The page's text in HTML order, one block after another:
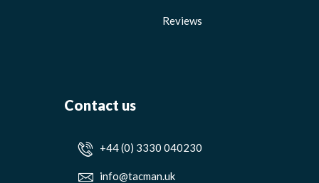
Reviews
Contact us
+44 (0) 3330 040230
info@tacman.uk